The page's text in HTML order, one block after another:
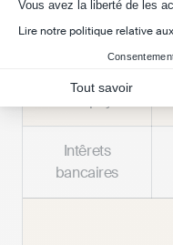
Vous avez la liberté de les
Lire notre politique relative
Tout savoir
Impôts et taxes
Intêrets
bancaires